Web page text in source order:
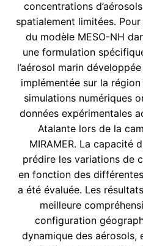
concentrations
spatialement limitées.
du modèle MESO-NH
une formulation
l’aérosol marin
implémentée sur la
simulations numériques
données expérimentales
Atalante lors de la
MIRAMER. La capacité
prédire les variations de
en fonction des
a été évaluée. Les
meilleure
configuration
dynamique des aérosols,